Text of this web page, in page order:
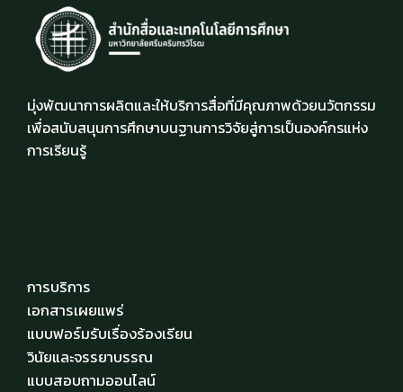
มุ่งพัฒนาการผลิตและให้บริการสื่อที่มีคุณภาพด้วยนวัตกรรม
เพื่อสนับสนุนการศึกษาบนฐานการวิจัยสู่การเป็นองค์กรแห่ง
การเรียนรู้
การบริการ
เอกสารเผยแพร่
แบบฟอร์มรับเรื่องร้องเรียน
วินัยและจรรยาบรรณ
แบบสอบถามออนไลน์